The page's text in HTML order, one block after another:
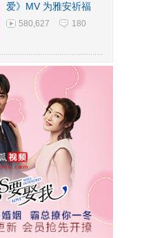
爱》MV 为雅安祈福
580,627 180